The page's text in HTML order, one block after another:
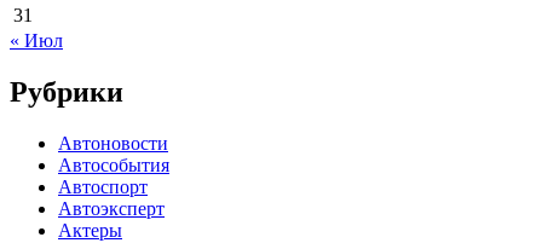
31
« Июл
Рубрики
Автоновости
Автособытия
Автоспорт
Автоэксперт
Актеры